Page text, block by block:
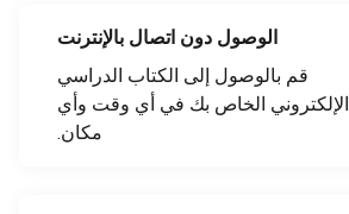
الوصول دون اتصال بالإنترنت
قم بالوصول إلى الكتاب الدراسي
الإلكتروني الخاص بك في أي وقت وأي
مكان.